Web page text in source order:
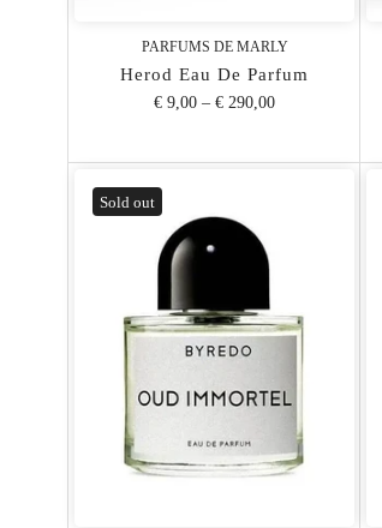
PARFUMS DE MARLY
Herod Eau De Parfum
€ 9,00–€ 290,00
Sold out